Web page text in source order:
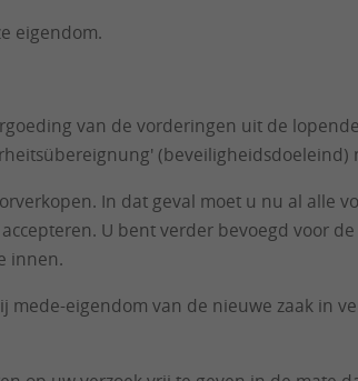
eigendom.
van de vorderingen uit de
(beveiligheidsdoeleind)
In dat geval moet u nu al alle
U bent verder bevoegd voor
innen.
eigendom van de nieuwe zaak in